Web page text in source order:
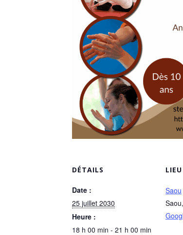
DÉTAILS
Date :
25 juillet 2030
Heure :
18 h 00 min - 21 h 00 min
LIEU
Saou
Saou,